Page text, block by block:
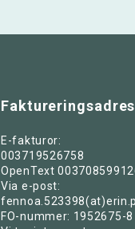
E-fakturor:
003719526758
OpenText
Via e-post:
FO-nummer: 1952675-8